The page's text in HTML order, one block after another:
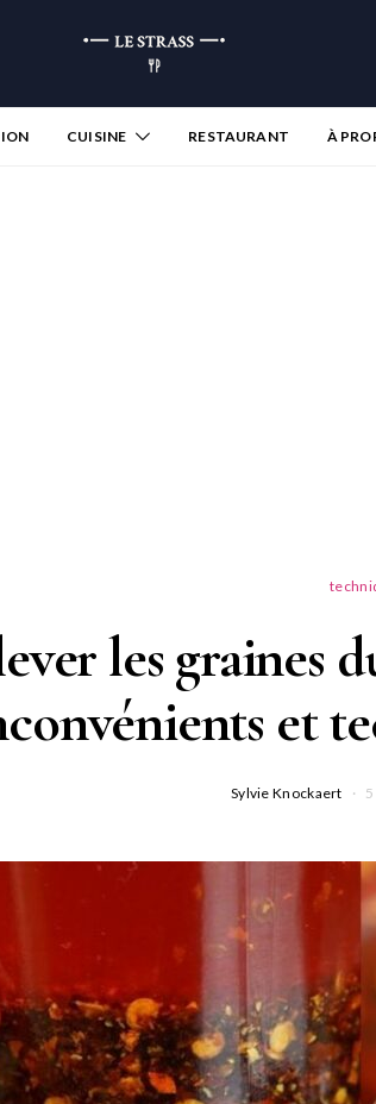
CUISINE RESTAURANT À
les graines
et
Sylvie Knockaert